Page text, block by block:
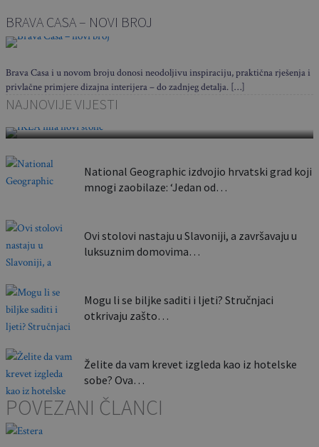
BRAVA CASA – NOVI BROJ
Brava Casa i u novom broju donosi neodoljivu inspiraciju, praktična rješenja i
privlačne primjere dizajna interijera – do zadnjeg detalja. […]
NAJNOVIJE VIJESTI
Sklapa se u nekoliko sekundi i nosi poput torbe:
Ovaj…
National Geographic izdvojio hrvatski grad koji
mnogi zaobilaze: ‘Jedan od…
Ovi stolovi nastaju u Slavoniji, a završavaju u
luksuznim domovima…
Mogu li se biljke saditi i ljeti? Stručnjaci
otkrivaju zašto…
Želite da vam krevet izgleda kao iz hotelske
sobe? Ova…
POVEZANI ČLANCI